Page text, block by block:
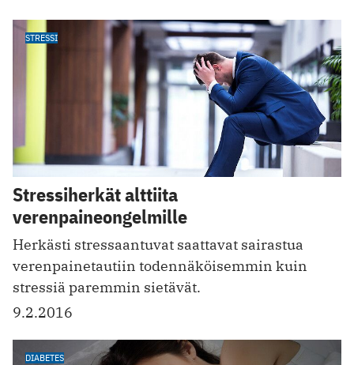
STRESSI
Stressiherkät alttiita
verenpaineongelmille
Herkästi stressaantuvat saattavat sairastua
verenpainetautiin todennäköisemmin kuin
stressiä paremmin sietävät.
9.2.2016
DIABETES